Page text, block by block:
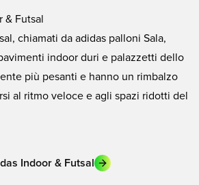
& Futsal
chiamati da adidas palloni Sala,
indoor duri e palazzetti dello
più pesanti e hanno un rimbalzo
al ritmo veloce e agli spazi ridotti del
Indoor & Futsal